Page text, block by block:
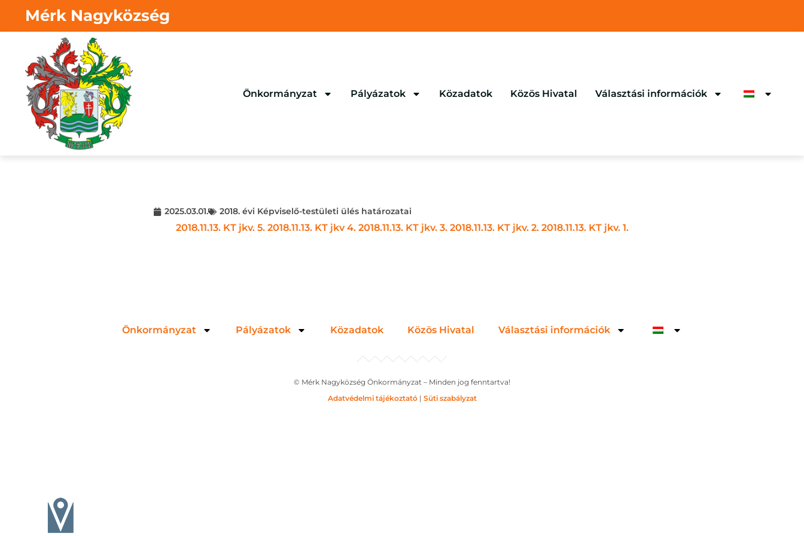
Mérk Nagyközség
Önkormányzat Pályázatok Közadatok Közös Hivatal Választási információk
2025.03.01. 2018. évi Képviselő-testületi ülés határozatai
2018.11.13. KT jkv. 5. 2018.11.13. KT jkv 4. 2018.11.13. KT jkv. 3. 2018.11.13. KT jkv. 2. 2018.11.13. KT jkv. 1.
Önkormányzat Pályázatok Közadatok Közös Hivatal Választási információk
© Mérk Nagyközség Önkormányzat – Minden jog fenntartva!
Adatvédelmi tájékoztató| Süti szabályzat